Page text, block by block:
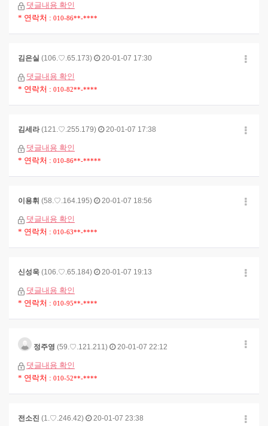
댓글내용 확인
* 연락처 : 010-86**-****
김은실 (106.♡.65.173) 20-01-07 17:30
댓글내용 확인
* 연락처 : 010-82**-****
김세라 (121.♡.255.179) 20-01-07 17:38
댓글내용 확인
* 연락처 : 010-86**-*****
이용휘 (58.♡.164.195) 20-01-07 18:56
댓글내용 확인
* 연락처 : 010-63**-****
신성욱 (106.♡.65.184) 20-01-07 19:13
댓글내용 확인
* 연락처 : 010-95**-****
정주영 (59.♡.121.211) 20-01-07 22:12
댓글내용 확인
* 연락처 : 010-52**-****
전소진 (1.♡.246.42) 20-01-07 23:38